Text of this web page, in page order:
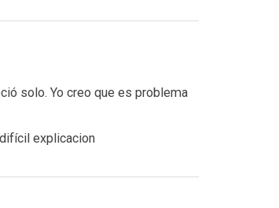
solo. Yo creo que es problema
explicacion